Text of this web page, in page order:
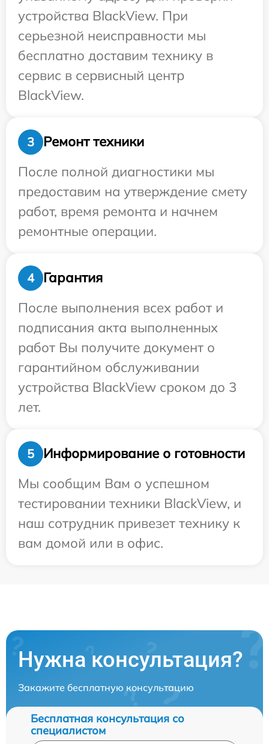
устройства BlackView. При
серьезной неисправности мы
бесплатно доставим технику в
сервис в сервисный центр
BlackView.
3
Ремонт техники
После полной диагностики мы
предоставим на утверждение смету
работ, время ремонта и начнем
ремонтные операции.
4
Гарантия
После выполнения всех работ и
подписания акта выполненных
работ Вы получите документ о
гарантийном обслуживании
устройства BlackView сроком до 3
лет.
5
Информирование о готовности
Мы сообщим Вам о успешном
тестировании техники BlackView, и
наш сотрудник привезет технику к
вам домой или в офис.
Нужна консультация?
Закажите бесплатную консультацию
Бесплатная консультация со
специалистом